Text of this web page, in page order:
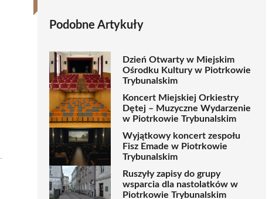
Podobne Artykuły
Dzień Otwarty w Miejskim
Ośrodku Kultury w Piotrkowie
Trybunalskim
Koncert Miejskiej Orkiestry
Dętej – Muzyczne Wydarzenie
w Piotrkowie Trybunalskim
Wyjątkowy koncert zespołu
Fisz Emade w Piotrkowie
Trybunalskim
Ruszyły zapisy do grupy
wsparcia dla nastolatków w
Piotrkowie Trybunalskim